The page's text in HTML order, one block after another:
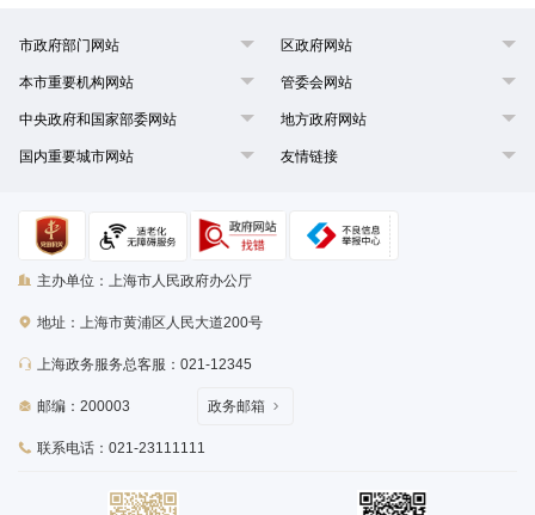
市政府部门网站 区政府网站
本市重要机构网站 管委会网站
中央政府和国家部委网站 地方政府网站
国内重要城市网站 友情链接
主办单位：上海市人民政府办公厅
地址：上海市黄浦区人民大道200号
上海政务服务总客服：021-12345
邮编：200003
联系电话：021-23111111
政务邮箱